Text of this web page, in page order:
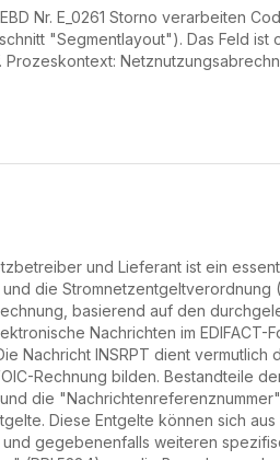
Nr. E_0261 Storno verarbeiten
"Segmentlayout"). Das Feld ist
Prozeskontext:
und Lieferant ist ein
die
basierend auf den
Nachrichten im
Nachricht INSRPT dient
Rechnung bilden. Bestandteile
die
Diese Entgelte können sich
gegebenenfalls weiteren